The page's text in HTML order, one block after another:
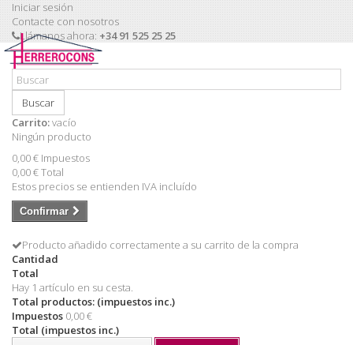
Iniciar sesión
Contacte con nosotros
Llámanos ahora: +34 91 525 25 25
Buscar
Carrito:vacío
Ningún producto
0,00 € Impuestos
0,00 €Total
Estos precios se entienden IVA incluído
Confirmar
Producto añadido correctamente a su carrito de la compra
Cantidad
Total
Hay 1 artículo en su cesta.
Total productos: (impuestos inc.)
Impuestos 0,00 €
Total (impuestos inc.)